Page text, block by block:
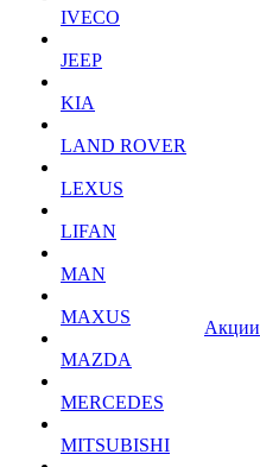
IVECO
JEEP
KIA
LAND ROVER
LEXUS
LIFAN
MAN
MAXUS
MAZDA
MERCEDES
MITSUBISHI
Акции